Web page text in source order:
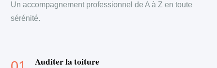
Un accompagnement professionnel de A à Z en toute
sérénité.
Auditer la toiture